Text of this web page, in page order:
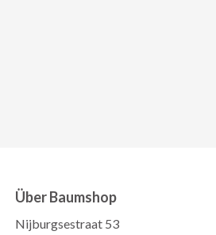
Über Baumshop
Nijburgsestraat 53